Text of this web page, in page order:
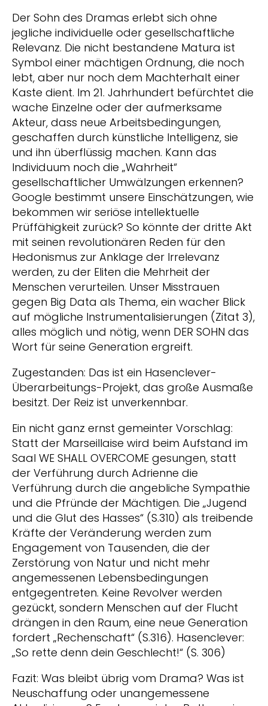
Der Sohn des Dramas erlebt sich ohne
jegliche individuelle oder gesellschaftliche
Relevanz. Die nicht bestandene Matura ist
Symbol einer mächtigen Ordnung, die noch
lebt, aber nur noch dem Machterhalt einer
Kaste dient. Im 21. Jahrhundert befürchtet die
wache Einzelne oder der aufmerksame
Akteur, dass neue Arbeitsbedingungen,
geschaffen durch künstliche Intelligenz, sie
und ihn überflüssig machen. Kann das
Individuum noch die „Wahrheit“
gesellschaftlicher Umwälzungen erkennen?
Google bestimmt unsere Einschätzungen, wie
bekommen wir seriöse intellektuelle
Prüffähigkeit zurück? So könnte der dritte Akt
mit seinen revolutionären Reden für den
Hedonismus zur Anklage der Irrelevanz
werden, zu der Eliten die Mehrheit der
Menschen verurteilen. Unser Misstrauen
gegen Big Data als Thema, ein wacher Blick
auf mögliche Instrumentalisierungen (Zitat 3),
alles möglich und nötig, wenn DER SOHN das
Wort für seine Generation ergreift.
Zugestanden: Das ist ein Hasenclever-
Überarbeitungs-Projekt, das große Ausmaße
besitzt. Der Reiz ist unverkennbar.
Ein nicht ganz ernst gemeinter Vorschlag:
Statt der Marseillaise wird beim Aufstand im
Saal WE SHALL OVERCOME gesungen, statt
der Verführung durch Adrienne die
Verführung durch die angebliche Sympathie
und die Pfründe der Mächtigen. Die „Jugend
und die Glut des Hasses“ (S.310) als treibende
Kräfte der Veränderung werden zum
Engagement von Tausenden, die der
Zerstörung von Natur und nicht mehr
angemessenen Lebensbedingungen
entgegentreten. Keine Revolver werden
gezückt, sondern Menschen auf der Flucht
drängen in den Raum, eine neue Generation
fordert „Rechenschaft“ (S.316). Hasenclever:
„So rette denn dein Geschlecht!“ (S. 306)
Fazit: Was bleibt übrig vom Drama? Was ist
Neuschaffung oder unangemessene